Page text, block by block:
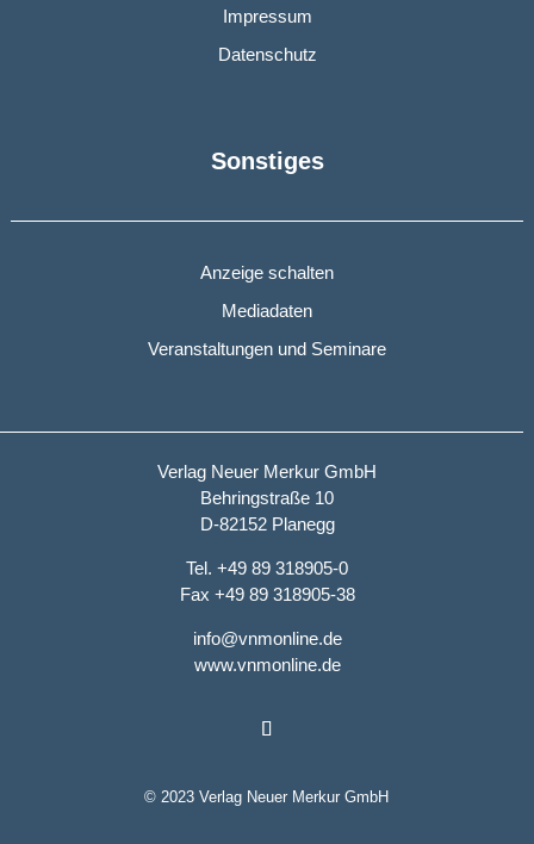
Impressum
Datenschutz
Sonstiges
Anzeige schalten
Mediadaten
Veranstaltungen und Seminare
Verlag Neuer Merkur GmbH
Behringstraße 10
D-82152 Planegg
Tel. +49 89 318905-0
Fax +49 89 318905-38
info@vnmonline.de
www.vnmonline.de
© 2023 Verlag Neuer Merkur GmbH